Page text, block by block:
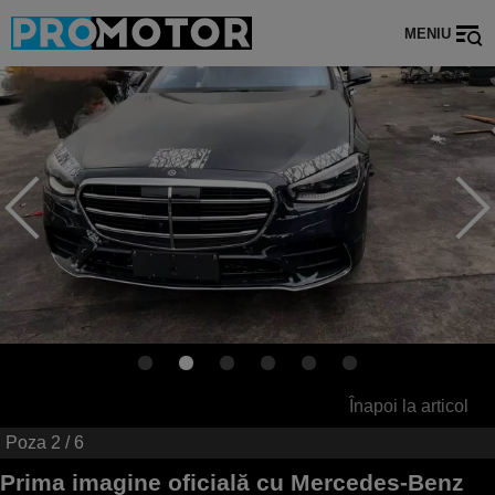
MENIU
Înapoi la articol
Poza 2 / 6
Prima imagine oficială cu Mercedes-Benz